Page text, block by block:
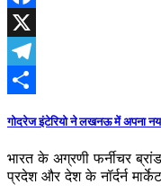
Facebook
X
Telegram
गोदरेज इंटेरियो ने लखनऊ में अपना
भारत के अग्रणी फर्नीचर
प्रदेश और देश के नॉर्दर्न